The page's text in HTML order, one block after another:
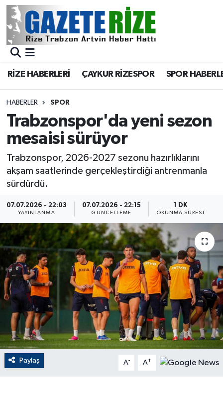
RİZE HABERLERİ ÇAYKUR RİZESPOR SPOR
HABERLER SPOR
Trabzonspor'da yeni sezon
mesaisi sürüyor
Trabzonspor, 2026-2027 sezonu hazırlıklarını
akşam saatlerinde gerçekleştirdiği antrenmanla
sürdürdü.
07.07.2026 - 22:03
YAYINLANMA
07.07.2026 - 22:15
GÜNCELLEME
1 DK
OKUNMA SÜRESI
Paylaş A- A+
BÖLGEMİZ
Asayiş
Rize Jandarma Komutanlığı
Bilim Teknoloji
Bölge
Canlı Maç
ÇEVRE
Dış Haberler
Dünya
EĞİTİM
EKONOMİ
English News
Merkez Nöbetçi Eczaneler
Merkez Trafik Yoğunluk Haritası
Süper Lig Puan Durumu ve Fikstür
Tüm Manşetler
Son Dakika Haberleri